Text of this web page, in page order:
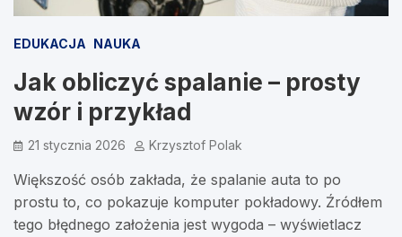
EDUKACJA NAUKA
Jak obliczyć spalanie – prosty
wzór i przykład
21 stycznia 2026 Krzysztof Polak
Większość osób zakłada, że spalanie auta to po
prostu to, co pokazuje komputer pokładowy. Źródłem
tego błędnego założenia jest wygoda – wyświetlacz